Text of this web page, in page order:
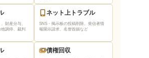
財産分与、
他調停、裁判
ネット上トラブル
SNS・掲示板の投稿削除、発信者情
報開示請求、名誉毀損など
債権回収